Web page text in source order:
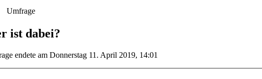
Umfrage
ist dabei?
endete am Donnerstag 11. April 2019, 14:01